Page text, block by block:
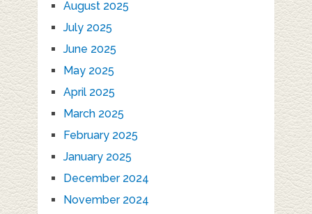
August 2025
July 2025
June 2025
May 2025
April 2025
March 2025
February 2025
January 2025
December 2024
November 2024